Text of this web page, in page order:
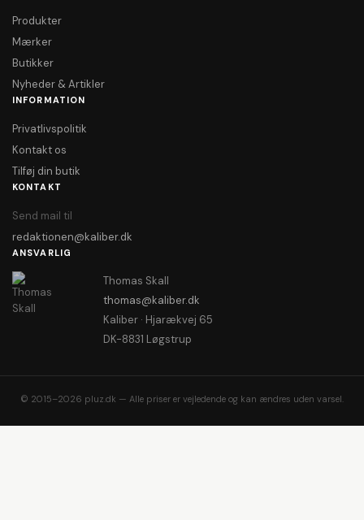
Produkter
Mærker
Butikker
Nyheder & Artikler
INFORMATION
Privatlivspolitik
Kontakt os
Tilføj din butik
KONTAKT
Send mail til
redaktionen@kaliber.dk
ANSVARLIG
Thomas Skall
thomas@kaliber.dk
Kaliber · Hjarækvej 65
DK-8831 Løgstrup
© 2015–2026 pluz.dk — Alle priser er vejledende og kan ændres uden varsel.